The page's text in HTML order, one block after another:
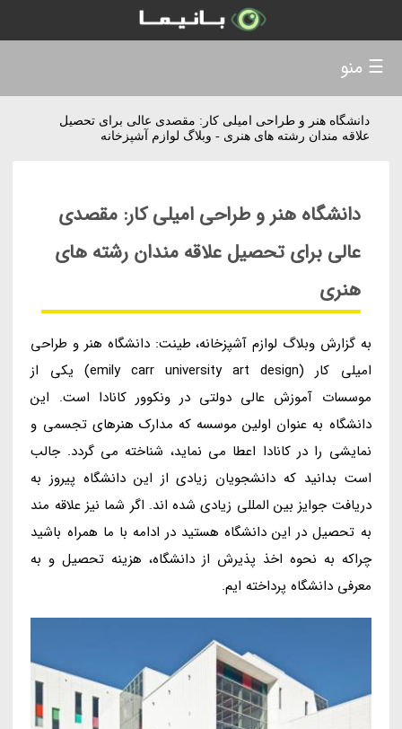
دانشگاه هنر و طراحی امیلی کار: مقصدی عالی برای تحصیل
علاقه مندان رشته های هنری - وبلاگ لوازم آشپزخانه
دانشگاه هنر و طراحی امیلی کار: مقصدی
عالی برای تحصیل علاقه مندان رشته های
هنری
به گزارش وبلاگ لوازم آشپزخانه، طینت: دانشگاه هنر و طراحی
امیلی کار (emily carr university art design) یکی از
موسسات آموزش عالی دولتی در ونکوور کانادا است. این
دانشگاه به عنوان اولین موسسه که مدارک هنرهای تجسمی و
نمایشی را در کانادا اعطا می نماید، شناخته می گردد. جالب
است بدانید که دانشجویان زیادی از این دانشگاه پیروز به
دریافت جوایز بین المللی زیادی شده اند. اگر شما نیز علاقه مند
به تحصیل در این دانشگاه هستید در ادامه با ما همراه باشید
چراکه به نحوه اخذ پذیرش از دانشگاه، هزینه تحصیل و به
معرفی دانشگاه پرداخته ایم.
☰ منو